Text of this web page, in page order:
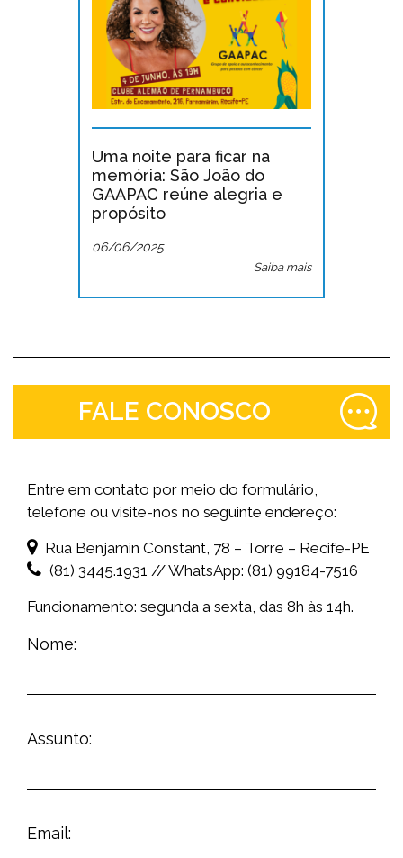
Uma noite para ficar na
memória: São João do
GAAPAC reúne alegria e
propósito
06/06/2025
Saiba mais
FALE CONOSCO
Entre em contato por meio do formulário,
telefone ou visite-nos no seguinte endereço:
Rua Benjamin Constant, 78 – Torre – Recife-PE
(81) 3445.1931 // WhatsApp: (81) 99184-7516
Funcionamento: segunda a sexta, das 8h às 14h.
Nome:
Assunto:
Email: